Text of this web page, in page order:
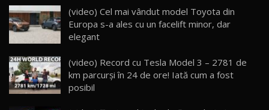
24
ZEEKR 009: Cel mai Performant și Confortabil
Van Electric Testat în Moldova / AutoBlog.MD
26:38
25
mai Exclusiv și Puternic Defender Testat în
Moldova
32:21
(video) Cel mai vândut model Toyota din
Europa s-a ales cu un facelift minor, dar
elegant
(video) Record cu Tesla Model 3 – 2781 de
km parcurşi în 24 de ore! Iată cum a fost
posibil